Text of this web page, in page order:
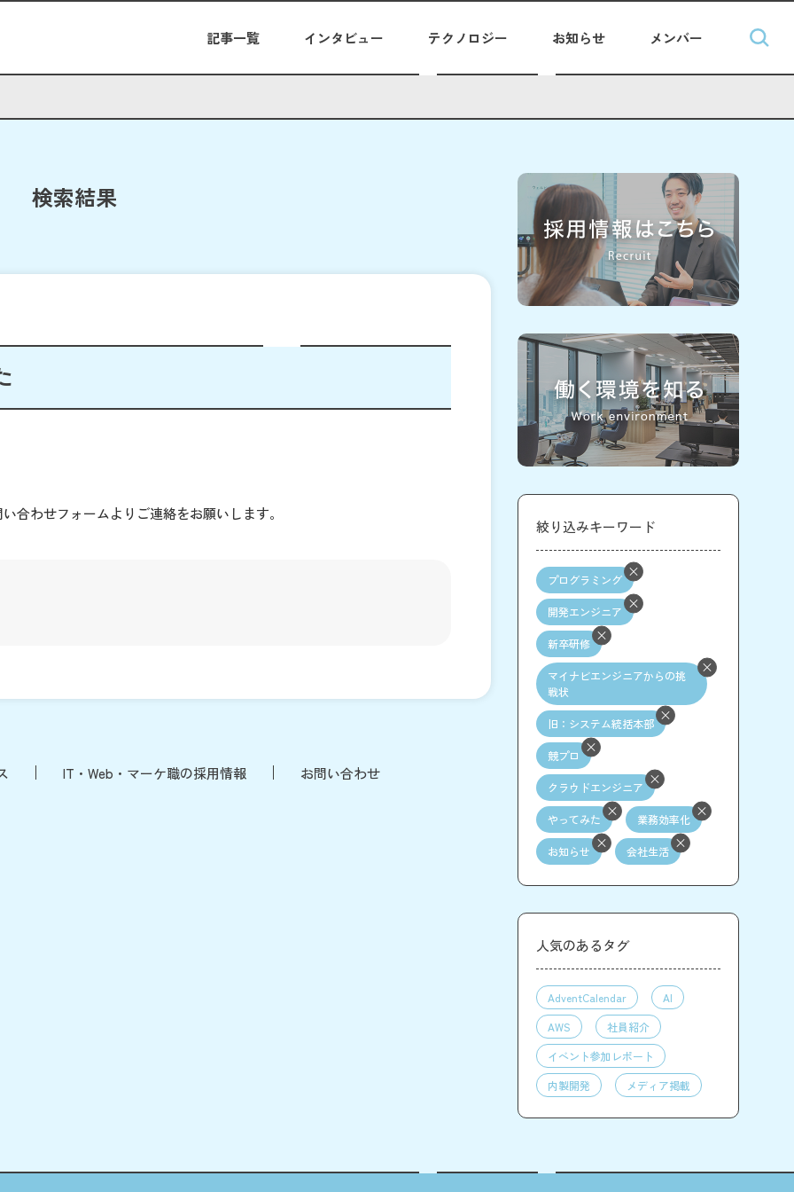
記事一覧 インタビュー テクノロジー お知らせ メンバー
検索結果
合わせフォームよりご連絡をお願いします。
IT・Web・マーケ職の採用情報 お問い合わせ
絞り込みキーワード
プログラミング
開発エンジニア
新卒研修
マイナビエンジニアからの挑
戦状
旧：システム統括本部
競プロ
クラウドエンジニア
やってみた 業務効率化
お知らせ 会社生活
人気のあるタグ
AdventCalendar
AI
AWS
社員紹介
イベント参加レポート
内製開発
メディア掲載